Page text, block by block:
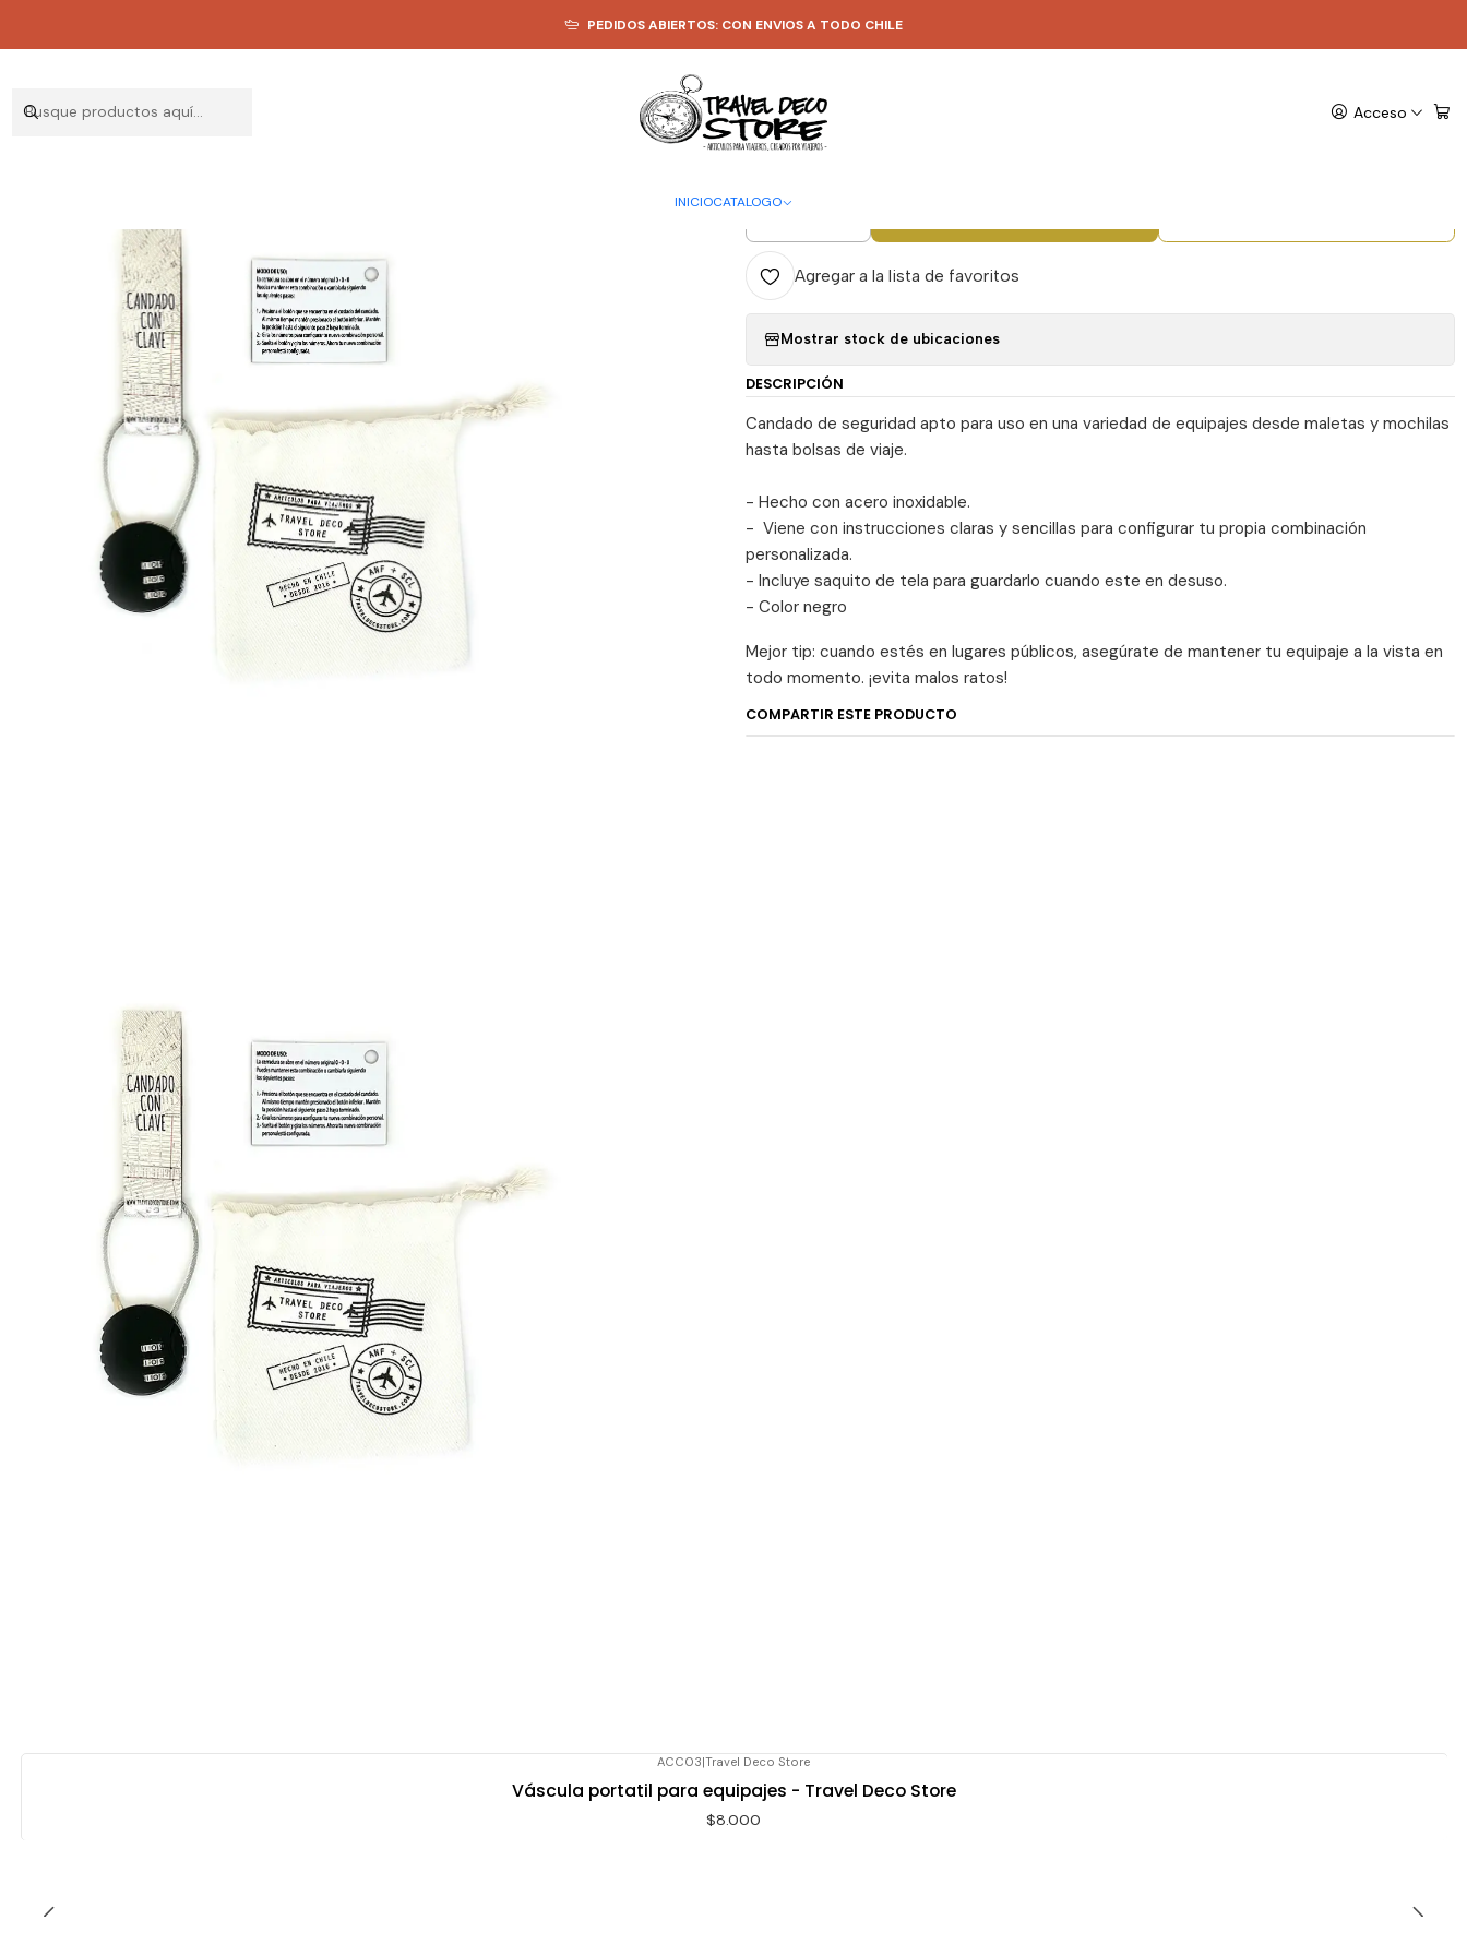
Acceso
INICIOCATALOGO
PEDIDOS ABIERTOS: CON ENVIOS A TODO CHILE
ACCESORIOS EQUIPAJE Candado para equipaje con clave personalizada - Travel Deco Store
|
Candado para equipaje con clave
personalizada - Travel Deco Store
Cantidad
Agregar a la lista de favoritos
Mostrar stock de ubicaciones
DESCRIPCIÓN
Candado de seguridad apto para uso en una variedad de equipajes desde maletas y mochilas
hasta bolsas de viaje.
- Hecho con acero inoxidable.
- Viene con instrucciones claras y sencillas para configurar tu propia combinación
personalizada.
- Incluye saquito de tela para guardarlo cuando este en desuso.
- Color negro
Mejor tip: cuando estés en lugares públicos, asegúrate de mantener tu equipaje a la vista en
todo momento. ¡evita malos ratos!
COMPARTIR ESTE PRODUCTO
ACC03|Travel Deco Store
Váscula portatil para equipajes - Travel Deco Store
$8.000